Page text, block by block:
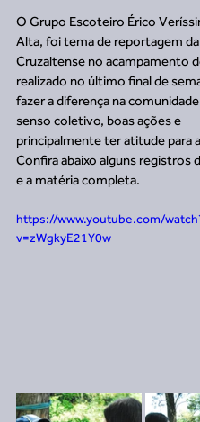
O Grupo Escoteiro Érico
Alta, foi tema de reportagem
Cruzaltense no acampamento
realizado no último final de
fazer a diferença na
senso coletivo, boas ações e
principalmente ter atitude para
Confira abaixo alguns registros
e a matéria completa.
https://www.youtube.com/
v=zWgkyE21Y0w